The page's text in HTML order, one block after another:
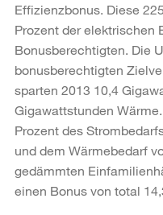
Effizienzbonus. Diese
Prozent der elektrischen
Bonusberechtigten. Die
bonusberechtigten
sparten 2013 10,4
Gigawattstunden
Prozent des
und dem Wärmebedarf
gedämmten
einen Bonus von total